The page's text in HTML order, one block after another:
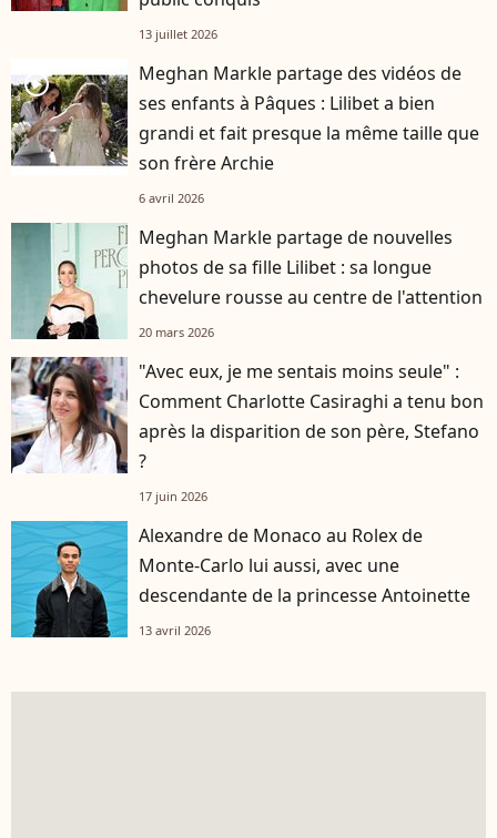
13 juillet 2026
player2
Meghan Markle partage des vidéos de
ses enfants à Pâques : Lilibet a bien
grandi et fait presque la même taille que
son frère Archie
6 avril 2026
Meghan Markle partage de nouvelles
photos de sa fille Lilibet : sa longue
chevelure rousse au centre de l'attention
20 mars 2026
"Avec eux, je me sentais moins seule" :
Comment Charlotte Casiraghi a tenu bon
après la disparition de son père, Stefano
?
17 juin 2026
Alexandre de Monaco au Rolex de
Monte-Carlo lui aussi, avec une
descendante de la princesse Antoinette
13 avril 2026